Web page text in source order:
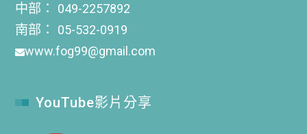
中部： 049-2257892
南部： 05-532-0919
www.fog99@gmail.com
YouTube影片分享